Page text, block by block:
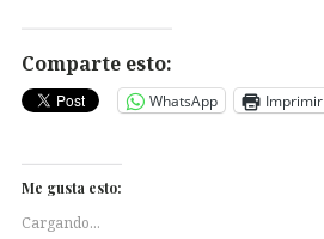
Comparte esto:
WhatsApp Imprimir
Me gusta esto:
Cargando...